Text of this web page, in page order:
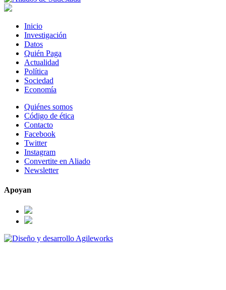
Inicio
Investigación
Datos
Quién Paga
Actualidad
Política
Sociedad
Economía
Quiénes somos
Código de ética
Contacto
Facebook
Twitter
Instagram
Convertite en Aliado
Newsletter
Apoyan